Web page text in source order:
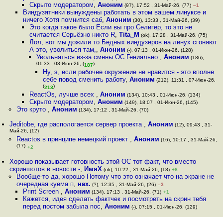
Скрыто модератором,Аноним (97), 17:52 , 31-Май-26, (77) –1
Виндузятники вынуждены работать в этом вашем линуксе и
ничего Хотя помнится саб, Аноним (30), 13:33 , 31-Май-26, (39)
Это когда такое было Если вы про Селигер, то это не
считается Серьёзно никто R,Tita_M (ok), 17:28 , 31-Май-26, (75)
Лол, вот мы дожили то Бедных виндузеров на линух сгоняют
А это, уволиться там,,Аноним (-), 07:13 , 01-Июн-26, (128)
Увольняться из-за смены ОС Гениально , Аноним (186),
01:33 , 03-Июн-26, (187)
Ну, э, если рабочее окружение не нравится - это вполне
себе повод сменить работу, Аноним (212), 11:31 , 07-Июн-26,
(213)
ReactOs, лучше всех ,Аноним (134), 10:43 , 01-Июн-26, (134)
Скрыто модератором,Аноним (149), 18:07 , 01-Июн-26, (145)
Это круто , Аноним (134), 17:12 , 31-Май-26, (70)
Jeditobe, где распологается сервер проекта ,Аноним (12), 09:43 , 31-
Май-26, (12)
Reactos в принципе немецкий проект , Аноним (16), 10:17 , 31-Май-26,
(17) +2
Хорошо показывает готовность этой ОС тот факт, что вместо
скриншотов в новости -, ИмяХ (ok), 10:22 , 31-Май-26, (18) +8
Вообще-то да, хорошо Потому что это означает что на экране не
очередная куема п, нах. (?), 12:35 , 31-Май-26, (26) –3
Print Screen , Аноним (134), 17:13 , 31-Май-26, (71) +1
Кажется, идея сделать фактчек и посмотреть на скрин тебя
перед постом забыла пос, Аноним (-), 07:15 , 01-Июн-26, (129)